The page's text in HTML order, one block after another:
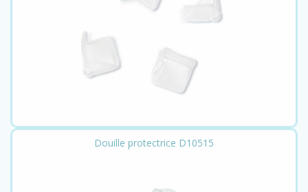
Douille protectrice D10515